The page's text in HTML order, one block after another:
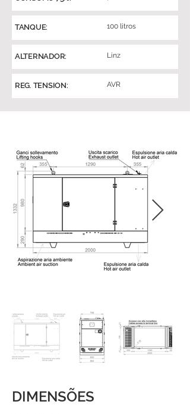
TANQUE: 100 litros
ALTERNADOR: Linz
REG. TENSION: AVR
DIMENSÕES